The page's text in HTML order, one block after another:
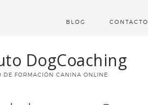
BLOG CONTACTO
DogCoaching
DE FORMACIÓN CANINA ONLINE